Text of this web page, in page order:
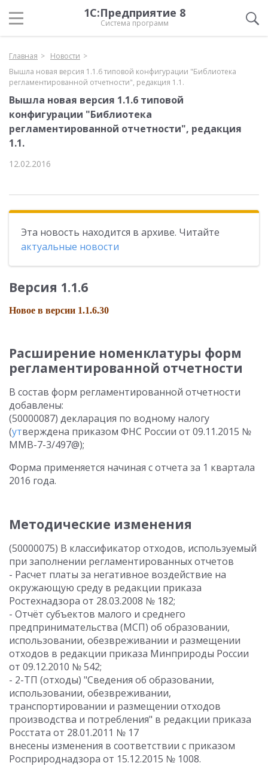
1С:Предприятие 8
Система программ
Главная
Новости
Вышла новая версия 1.1.6 типовой конфигурации "Библиотека
регламентированной отчетности", редакция 1.1.
Вышла новая версия 1.1.6 типовой
конфигурации "Библиотека
регламентированной отчетности", редакция
1.1.
12.02.2016
Эта новость находится в архиве. Читайте
актуальные новости
Версия 1.1.6
Новое в версии 1.1.6.30
Расширение номенклатуры форм
регламентированной отчетности
В состав форм регламентированной отчетности
добавлены:
(50000087) декларация по водному налогу
(утверждена приказом ФНС России от 09.11.2015 №
ММВ-7-3/497@);
Форма применяется начиная с отчета за 1 квартала
2016 года.
Методические изменения
(50000075) В классификатор отходов, используемый
при заполнении регламентированных отчетов
- Расчет платы за негативное воздействие на
окружающую среду в редакции приказа
Ростехнадзора от 28.03.2008 № 182;
- Отчёт субъектов малого и среднего
предпринимательства (МСП) об образовании,
использовании, обезвреживании и размещении
отходов в редакции приказа Минприроды России
от 09.12.2010 № 542;
- 2-ТП (отходы) "Сведения об образовании,
использовании, обезвреживании,
транспортировании и размещении отходов
производства и потребления" в редакции приказа
Росстата от 28.01.2011 № 17
внесены изменения в соответствии с приказом
Росприроднадзора от 15.12.2015 № 1008.